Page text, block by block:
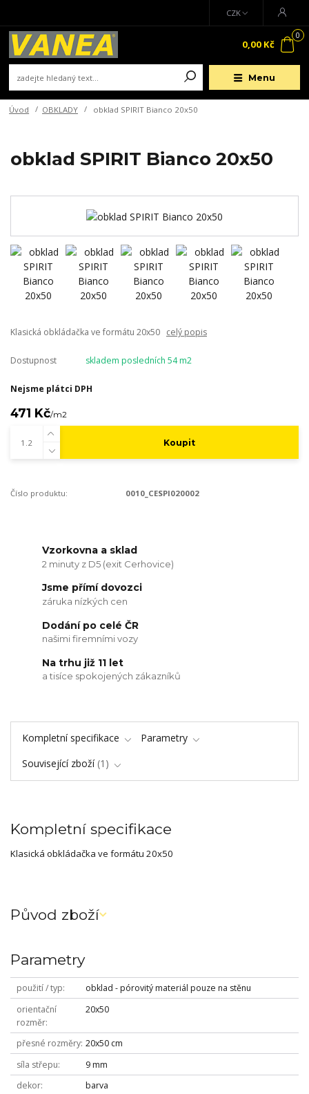
Menu
CZK
0
0,00 Kč
Úvod OBKLADY obklad SPIRIT Bianco 20x50
obklad SPIRIT Bianco 20x50
Klasická obkládačka ve formátu 20x50 celý popis
Dostupnost skladem posledních 54 m2
Nejsme plátci DPH
471 Kč/m2
Koupit
Číslo produktu: 0010_CESPI020002
Vzorkovna a sklad
2 minuty z D5 (exit Cerhovice)
Jsme přímí dovozci
záruka nízkých cen
Dodání po celé ČR
našimi firemními vozy
Na trhu již 11 let
a tisíce spokojených zákazníků
Kompletní specifikace
Parametry
Související zboží 1
Kompletní specifikace
Klasická obkládačka ve formátu 20x50
Původ zboží
Parametry
použití / typ
obklad - pórovitý materiál pouze na stěnu
orientační
rozměr
20x50
přesné rozměry 20x50 cm
síla střepu
9 mm
dekor
barva